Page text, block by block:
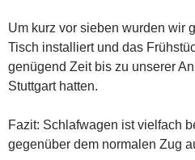
Um kurz vor sieben wurden wir
Tisch installiert und das
genügend Zeit bis zu unserer
Stuttgart hatten.
Fazit: Schlafwagen ist vielfach
gegenüber dem normalen Zug